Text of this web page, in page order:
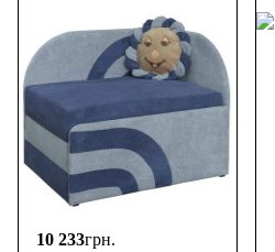
10 233грн.